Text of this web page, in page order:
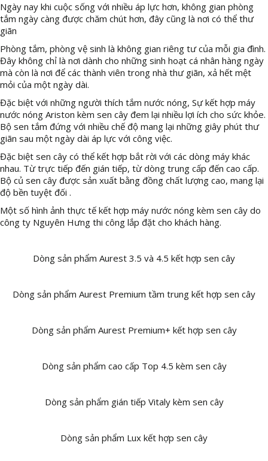
Ngày nay khi cuộc sống với nhiều áp lực hơn, không gian phòng
tắm ngày càng được chăm chút hơn, đây cũng là nơi có thể thư
giãn
Phòng tắm, phòng vệ sinh là không gian riêng tư của mỗi gia đình.
Đây không chỉ là nơi dành cho những sinh hoạt cá nhân hàng ngày
mà còn là nơi để các thành viên trong nhà thư giãn, xả hết mệt
mỏi của một ngày dài.
Đặc biệt với những người thích tắm nước nóng, Sự kết hợp máy
nước nóng Ariston kèm sen cây đem lại nhiều lợi ích cho sức khỏe.
Bộ sen tắm đứng với nhiều chế độ mang lại những giây phút thư
giãn sau một ngày dài áp lực với công việc.
Đặc biệt sen cây có thể kết hợp bắt rời với các dòng máy khác
nhau. Từ trực tiếp đến gián tiếp, từ dòng trung cấp đến cao cấp.
Bộ củ sen cây được sản xuất bằng đồng chất lượng cao, mang lại
độ bền tuyệt đối .
Một số hình ảnh thực tế kết hợp máy nước nóng kèm sen cây do
công ty Nguyên Hưng thi công lắp đặt cho khách hàng.
Dòng sản phẩm Aurest 3.5 và 4.5 kết hợp sen cây
Dòng sản phẩm Aurest Premium tầm trung kết hợp sen cây
Dòng sản phẩm Aurest Premium+ kết hợp sen cây
Dòng sản phẩm cao cấp Top 4.5 kèm sen cây
Dòng sản phẩm gián tiếp Vitaly kèm sen cây
Dòng sản phẩm Lux kết hợp sen cây